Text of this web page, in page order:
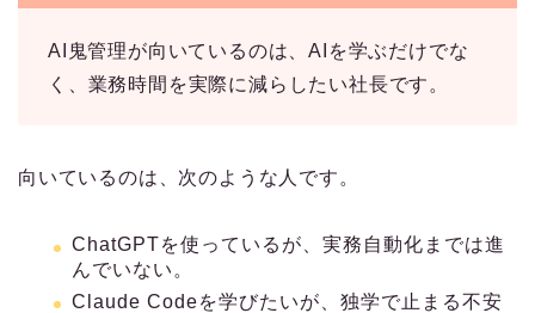
AI鬼管理が向いているのは、AIを学ぶだけでな
く、業務時間を実際に減らしたい社長です。
向いているのは、次のような人です。
ChatGPTを使っているが、実務自動化までは進
んでいない。
Claude Codeを学びたいが、独学で止まる不安